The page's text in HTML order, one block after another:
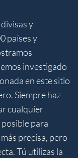
y
países y
investigado
en este sitio
Siempre haz
cualquier
para
precisa, pero
Tú utilizas la